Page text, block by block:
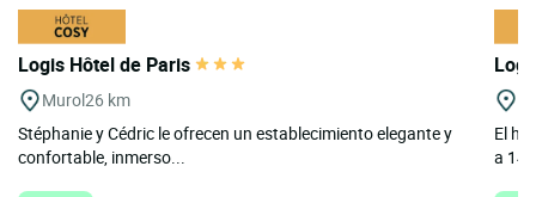
Logis Hôtel de Paris
Murol26 km
Stéphanie y Cédric le ofrecen un establecimiento elegante y
confortable, inmerso...
El
a 14